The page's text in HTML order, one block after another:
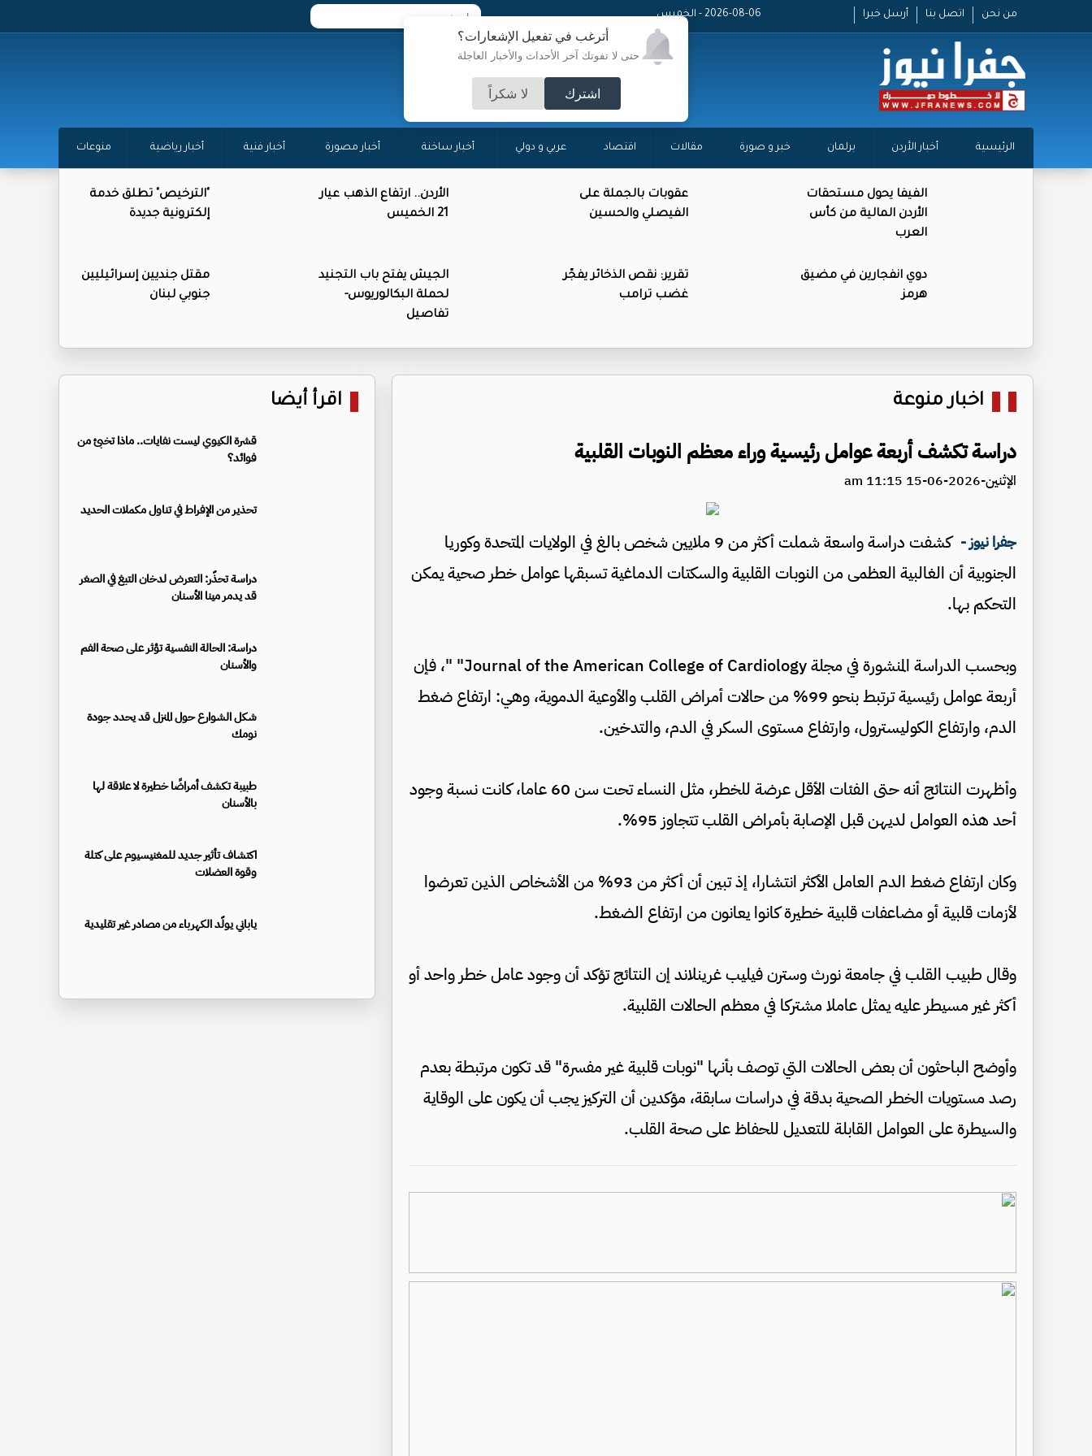
أترغب في تفعيل الإشعارات؟
حتى لا تفوتك آخر الأحداث والأخبار العاجلة
اشترك لا شكراً
من نحن اتصل بنا أرسل خبرا 2026-08-06 - الخميس
الرئيسية أخبار الأردن برلمان خبر و صورة مقالات اقتصاد عربي و دولي أخبار ساخنة أخبار مصورة أخبار فنية أخبار رياضية منوعات
الفيفا يحول مستحقات
الأردن المالية من كأس
العرب
عقوبات بالجملة على
الفيصلي والحسين
الأردن.. ارتفاع الذهب عيار
21 الخميس
"الترخيص" تطلق خدمة
إلكترونية جديدة
دوي انفجارين في مضيق
هرمز
تقرير: نقص الذخائر يفجّر
غضب ترامب
الجيش يفتح باب التجنيد
لحملة البكالوريوس-
تفاصيل
مقتل جنديين إسرائيليين
جنوبي لبنان
اخبار منوعة
دراسة تكشف أربعة عوامل رئيسية وراء معظم النوبات القلبية
الإثنين-2026-06-15 11:15 am
جفرا نيوز -
كشفت دراسة واسعة شملت أكثر من 9 ملايين شخص بالغ في الولايات المتحدة وكوريا
الجنوبية أن الغالبية العظمى من النوبات القلبية والسكتات الدماغية تسبقها عوامل خطر صحية يمكن
التحكم بها.
وبحسب الدراسة المنشورة في مجلة Journal of the American College of Cardiology" "، فإن
أربعة عوامل رئيسية ترتبط بنحو 99% من حالات أمراض القلب والأوعية الدموية، وهي: ارتفاع ضغط
الدم، وارتفاع الكوليسترول، وارتفاع مستوى السكر في الدم، والتدخين.
وأظهرت النتائج أنه حتى الفئات الأقل عرضة للخطر، مثل النساء تحت سن 60 عاما، كانت نسبة وجود
أحد هذه العوامل لديهن قبل الإصابة بأمراض القلب تتجاوز 95%.
وكان ارتفاع ضغط الدم العامل الأكثر انتشارا، إذ تبين أن أكثر من 93% من الأشخاص الذين تعرضوا
لأزمات قلبية أو مضاعفات قلبية خطيرة كانوا يعانون من ارتفاع الضغط.
وقال طبيب القلب في جامعة نورث وسترن فيليب غرينلاند إن النتائج تؤكد أن وجود عامل خطر واحد أو
أكثر غير مسيطر عليه يمثل عاملا مشتركا في معظم الحالات القلبية.
وأوضح الباحثون أن بعض الحالات التي توصف بأنها "نوبات قلبية غير مفسرة" قد تكون مرتبطة بعدم
رصد مستويات الخطر الصحية بدقة في دراسات سابقة، مؤكدين أن التركيز يجب أن يكون على الوقاية
والسيطرة على العوامل القابلة للتعديل للحفاظ على صحة القلب.
اقرأ أيضا
قشرة الكيوي ليست نفايات.. ماذا تخبئ من
فوائد؟
تحذير من الإفراط في تناول مكملات الحديد
دراسة تحذّر: التعرض لدخان التبغ في الصغر
قد يدمر مينا الأسنان
دراسة: الحالة النفسية تؤثر على صحة الفم
والأسنان
شكل الشوارع حول المنزل قد يحدد جودة
نومك
طبيبة تكشف أمراضًا خطيرة لا علاقة لها
بالأسنان
اكتشاف تأثير جديد للمغنيسيوم على كتلة
وقوة العضلات
ياباني يولّد الكهرباء من مصادر غير تقليدية